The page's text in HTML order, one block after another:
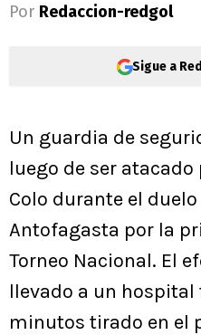
Por Redaccion-redgol
Sigue a
Un guardia de
luego de ser
Colo durante el
Antofagasta por la
Torneo Nacional. El
llevado a un
minutos tirado en el